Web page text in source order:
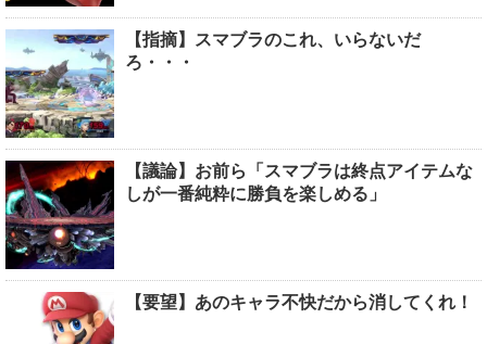
【指摘】スマブラのこれ、いらないだ
ろ・・・
【議論】お前ら「スマブラは終点アイテムな
しが一番純粋に勝負を楽しめる」
【要望】あのキャラ不快だから消してくれ！